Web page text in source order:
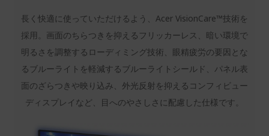
長く快適に使っていただけるよう、Acer VisionCare™技術を
採用。画面のちらつきを抑えるフリッカーレス、暗い環境で
明るさを調整するローディミング技術、眼精疲労の要因とな
るブルーライトを軽減するブルーライトシールド、パネル表
面のざらつきや映り込み、外光反射を抑えるコンフィビュー
ディスプレイなど、目へのやさしさに配慮した仕様です。